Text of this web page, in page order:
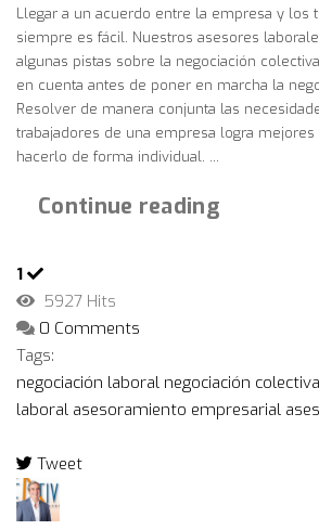
Llegar a un acuerdo entre la empresa y los
siempre es fácil. Nuestros asesores
algunas pistas sobre la negociación
en cuenta antes de poner en marcha la
Resolver de manera conjunta las
trabajadores de una empresa logra
hacerlo de forma individual. ...
Continue reading
1
5927 Hits
0 Comments
Tags:
negociación laboral negociación colectiva
laboral asesoramiento empresarial
Tweet
pinterest